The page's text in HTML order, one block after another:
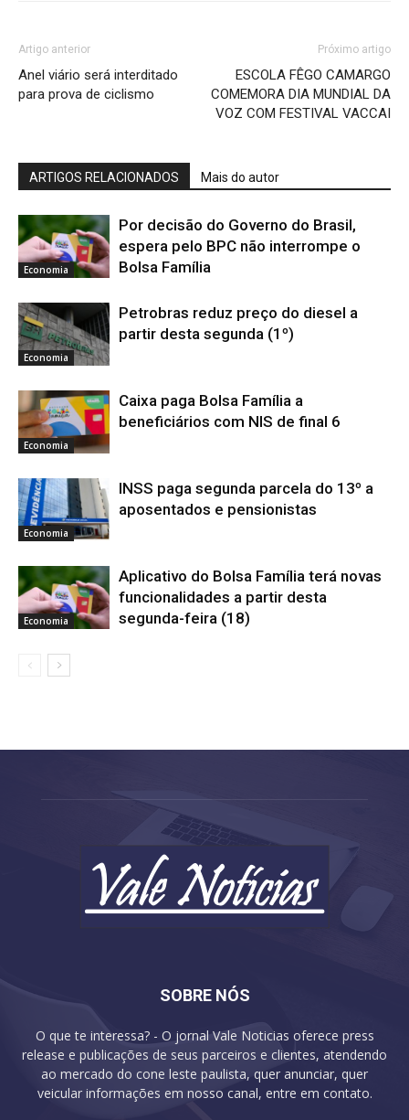
Artigo anterior
Anel viário será interditado
para prova de ciclismo
Próximo artigo
ESCOLA FÊGO CAMARGO
COMEMORA DIA MUNDIAL DA
VOZ COM FESTIVAL VACCAI
ARTIGOS RELACIONADOS Mais do autor
Economia
Por decisão do Governo do Brasil,
espera pelo BPC não interrompe o
Bolsa Família
Economia
Petrobras reduz preço do diesel a
partir desta segunda (1º)
Economia
Caixa paga Bolsa Família a
beneficiários com NIS de final 6
Economia
INSS paga segunda parcela do 13º a
aposentados e pensionistas
Economia
Aplicativo do Bolsa Família terá novas
funcionalidades a partir desta
segunda-feira (18)
SOBRE NÓS
O que te interessa? - O jornal Vale Noticias oferece press
release e publicações de seus parceiros e clientes, atendendo
ao mercado do cone leste paulista, quer anunciar, quer
veicular informações em nosso canal, entre em contato.